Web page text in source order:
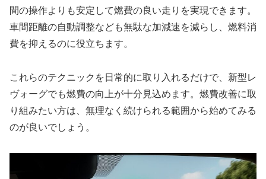
間の操作よりも安定して燃費の良い走りを実現できます。
車間距離の自動調整なども無駄な加減速を減らし、燃料消
費を抑えるのに役立ちます。
これらのテクニックを日常的に取り入れるだけで、新型レ
ヴォーグでも燃費の向上が十分見込めます。燃費改善に取
り組みたい方は、無理なく続けられる範囲から始めてみる
のが良いでしょう。